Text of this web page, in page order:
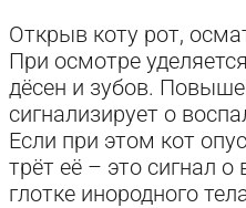
Открыв коту рот,
При осмотре
дёсен и зубов.
сигнализирует о
Если при этом кот
трёт её – это сигнал
глотке инородного